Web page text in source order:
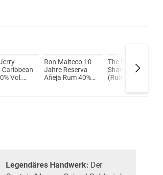
Caribbean
Vol.
Ron Malteco 10
Jahre Reserva
Añeja Rum 40%
The Demon´s
Share 6 Jahre
(Rumbasis) 40%
Legendäres Handwerk: Der